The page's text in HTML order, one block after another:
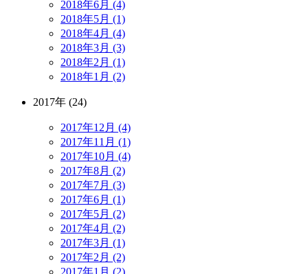
2018年6月 (4)
2018年5月 (1)
2018年4月 (4)
2018年3月 (3)
2018年2月 (1)
2018年1月 (2)
2017年 (24)
2017年12月 (4)
2017年11月 (1)
2017年10月 (4)
2017年8月 (2)
2017年7月 (3)
2017年6月 (1)
2017年5月 (2)
2017年4月 (2)
2017年3月 (1)
2017年2月 (2)
2017年1月 (2)